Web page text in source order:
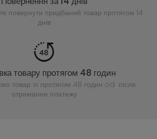
повернути придбаний товар протягом 14
днів
товару протягом 48 годин
товар w протягом 48 годин od після
отримання платежу